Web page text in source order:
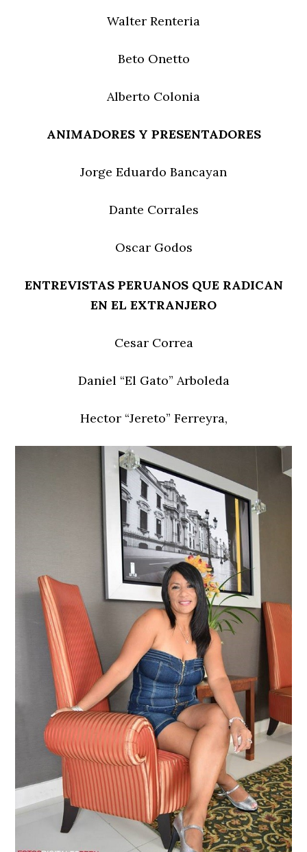
Walter Renteria
Beto Onetto
Alberto Colonia
ANIMADORES Y PRESENTADORES
Jorge Eduardo Bancayan
Dante Corrales
Oscar Godos
ENTREVISTAS PERUANOS QUE RADICAN
EN EL EXTRANJERO
Cesar Correa
Daniel “El Gato” Arboleda
Hector “Jereto” Ferreyra,